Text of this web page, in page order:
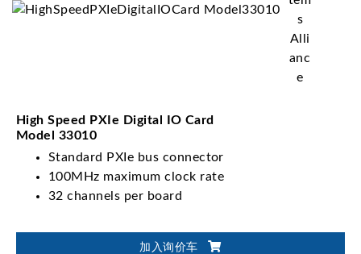
High Speed PXIe Digital IO Card
Model 33010
Standard PXIe bus connector
100MHz maximum clock rate
32 channels per board
加入询价车